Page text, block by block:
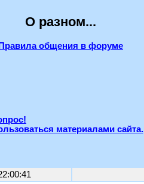
О разном...
общения в форуме
материалами сайта.